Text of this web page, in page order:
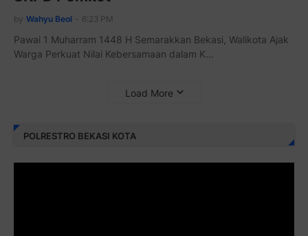
by Wahyu Beol 6:23 PM
Pawai 1 Muharram 1448 H Semarakkan Bekasi, Walikota Ajak
Warga Perkuat Nilai Kebersamaan dalam K…
Load More
POLRESTRO BEKASI KOTA